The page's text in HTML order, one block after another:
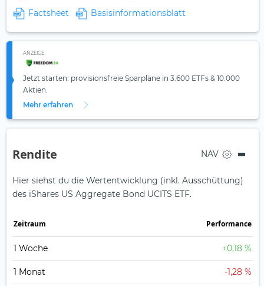
Factsheet
Basisinformationsblatt
ANZEIGE
Jetzt starten: provisionsfreie Sparpläne in 3.600 ETFs & 10.000
Aktien.
Mehr erfahren
Rendite NAV
Hier siehst du die Wertentwicklung (inkl. Ausschüttung)
des iShares US Aggregate Bond UCITS ETF.
Zeit­raum Perfor­mance
1 Woche +0,18 %
1 Monat -1,28 %